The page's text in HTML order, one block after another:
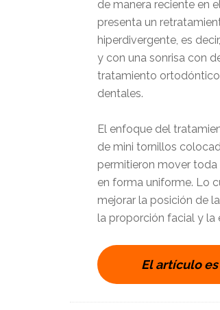
de manera reciente en
presenta un
hiperdivergente, es
y con una sonrisa con
tratamiento
dentales.
El enfoque del
de mini tornillos
permitieron mover toda
en forma uniforme. Lo
mejorar la posición de
la proporción facial y la
El artículo